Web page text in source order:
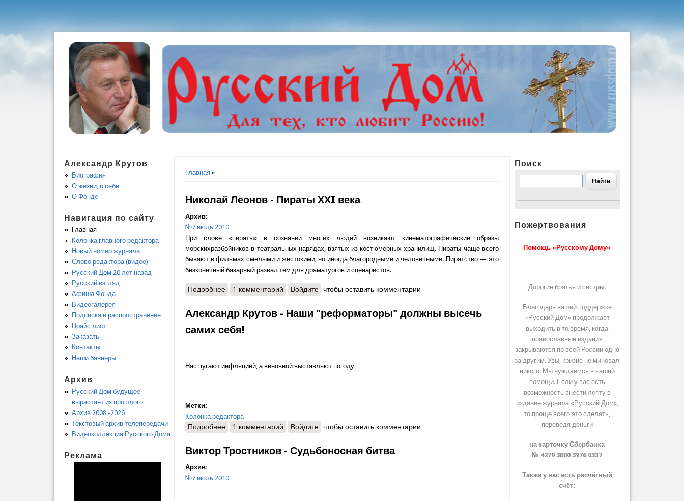
Вы здесь
Главная »
Николай Леонов - Пираты ХХI века
Архив:
№7 июль 2010
При слове «пираты» в сознании многих людей возникают кинематографические образы
морскихразбойников в театральных нарядах, взятых из костюмерных хранилищ. Пираты чаще всего
бывают в фильмах смелыми и жестокими, но иногда благородными и человечными. Пиратство — это
безконечный базарный развал тем для драматургов и сценаристов.
Подробнее о Николай Леонов - Пираты ХХI века
1 комментарий Войдите чтобы оставить комментарии
Александр Крутов - Наши "реформаторы" должны высечь
самих себя!
Нас пугают инфляцией, а виновной выставляют погоду
Метки:
Колонка редактора
Подробнее о Александр Крутов - Наши "реформаторы" должны высечь самих себя!
1 комментарий Войдите чтобы оставить комментарии
Виктор Тростников - Судьбоносная битва
Архив:
№7 июль 2010
Александр Крутов
Биография
О жизни, о себе
О Фонде
Навигация по сайту
Главная
Колонка главного редактора
Новый номер журнала
Слово редактора (видео)
Русский Дом 20 лет назад
Русский взгляд
Афиша Фонда
Видеогалерея
Подписка и распространение
Прайс лист
Заказать
Контакты
Наши баннеры
Архив
Русский Дом будущее
вырастает из прошлого
Архив 2008 -2026
Текстовый архив телепередачи
Видеоколлекция Русского Дома
Реклама
Поиск
Пожертвования
Помощь «Русскому Дому»
Дорогие братья и сестры!
Благодаря вашей поддержке
«Русский Дом» продолжает
выходить в то время, когда
православные издания
закрываются по всей России одно
за другим. Увы, кризис не миновал
никого. Мы нуждаемся в вашей
помощи. Если у вас есть
возможность внести лепту в
издание журнала «Русский Дом»,
то проще всего это сделать,
переведя деньги
на карточку Сбербанка
№ 4279 3800 3976 0337
Также у нас есть расчётный
счёт: